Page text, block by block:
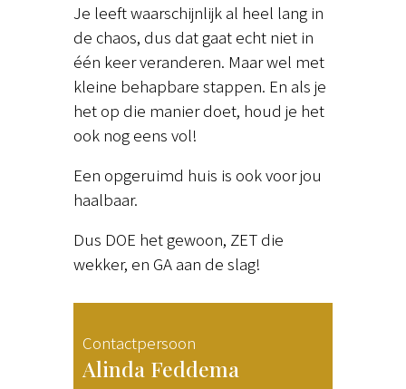
Je leeft waarschijnlijk al heel lang in
de chaos, dus dat gaat echt niet in
één keer veranderen. Maar wel met
kleine behapbare stappen. En als je
het op die manier doet, houd je het
ook nog eens vol!
Een opgeruimd huis is ook voor jou
haalbaar.
Dus DOE het gewoon, ZET die
wekker, en GA aan de slag!
Contactpersoon
Alinda Feddema